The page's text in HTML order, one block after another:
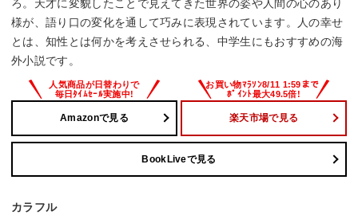
ろ。天才に変貌したことで見えてきた世界の姿や人間の心のあり
様が、語り口の変化を通して巧みに表現されています。人の幸せ
とは、知性とは何かを考えさせられる、中学生にもおすすめの海
外小説です。
Amazonで見る 楽天市場で見る
BookLiveで見る
カラフル